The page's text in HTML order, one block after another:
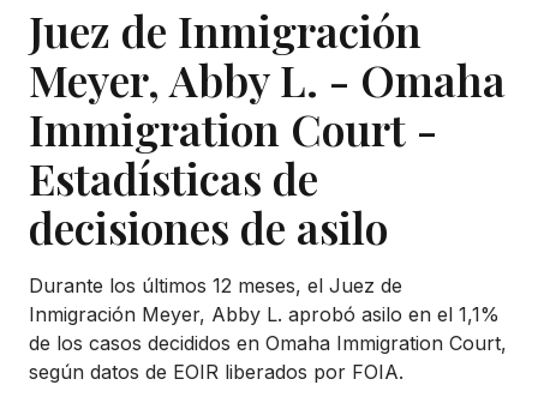
Juez de Inmigración
Meyer, Abby L. - Omaha
Immigration Court -
Estadísticas de
decisiones de asilo
Durante los últimos 12 meses, el Juez de
Inmigración Meyer, Abby L. aprobó asilo en el 1,1%
de los casos decididos en Omaha Immigration Court,
según datos de EOIR liberados por FOIA.